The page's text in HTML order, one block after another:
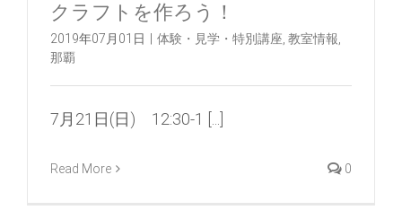
クラフトを作ろう！
2019年07月01日 体験・見学・特別講座 教室情報
那覇
7月21日(日) 12:30-1 [...]
Read More 0